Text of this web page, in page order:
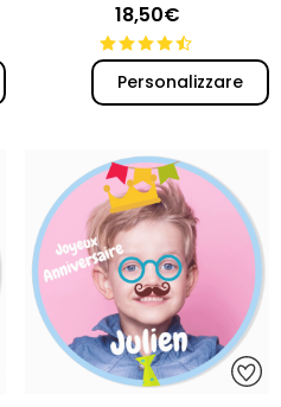
18,50€
Personalizzare